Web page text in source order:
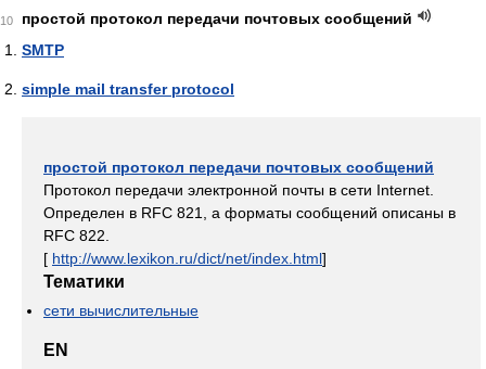
10
простой протокол передачи почтовых сообщений
SMTP
simple mail transfer protocol
простой протокол передачи почтовых сообщений
Протокол передачи электронной почты в сети Internet.
Определен в RFC 821, а форматы сообщений описаны в
RFC 822.
[ http://www.lexikon.ru/dict/net/index.html]
Тематики
сети вычислительные
EN